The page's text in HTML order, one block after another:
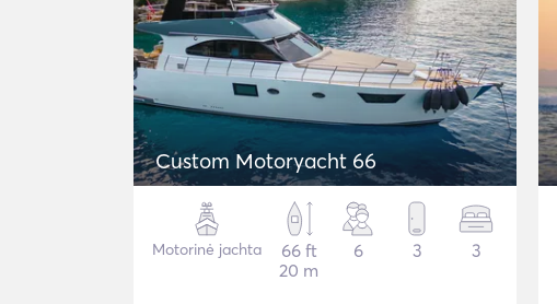
Custom Motoryacht 66
Motorinė jachta
66 ft
20 m
6 3 3